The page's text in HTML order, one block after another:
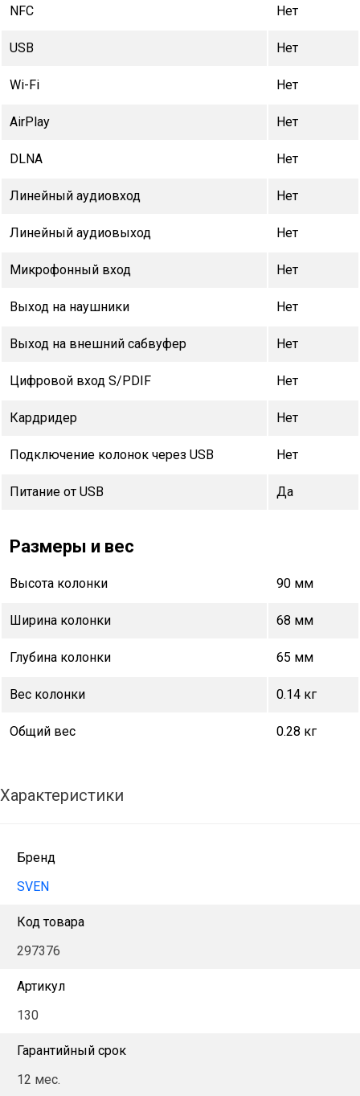
NFC Нет
USB Нет
Wi-Fi Нет
AirPlay Нет
DLNA Нет
Линейный аудиовход Нет
Линейный аудиовыход Нет
Микрофонный вход Нет
Выход на наушники Нет
Выход на внешний сабвуфер Нет
Цифровой вход S/PDIF Нет
Кардридер Нет
Подключение колонок через USB Нет
Питание от USB Да
Размеры и вес
Высота колонки 90 мм
Ширина колонки 68 мм
Глубина колонки 65 мм
Вес колонки 0.14 кг
Общий вес 0.28 кг
Характеристики
Бренд
SVEN
Код товара
297376
Артикул
130
Гарантийный срок
12 мес.